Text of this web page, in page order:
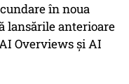
în noua
lansările anterioare
Overviews și AI